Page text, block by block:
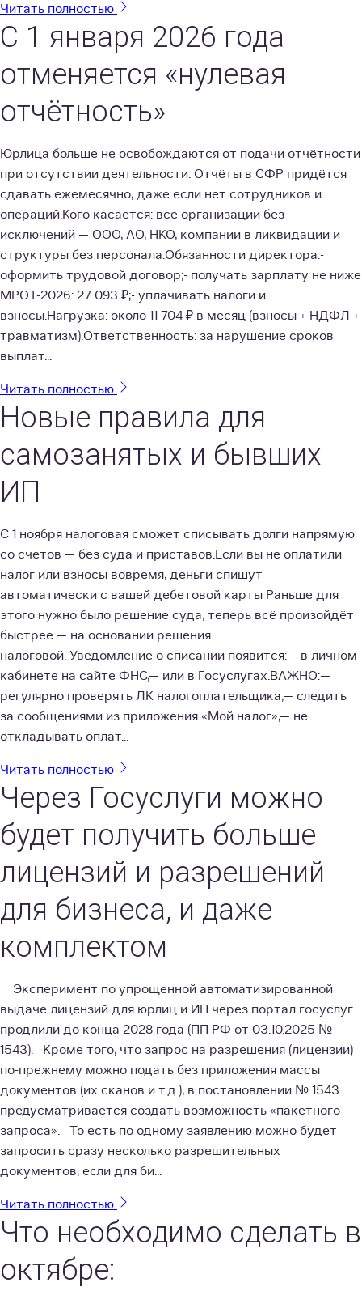
Читать полностью
С 1 января 2026 года
отменяется «нулевая
отчётность»
Юрлица больше не освобождаются от подачи отчётности
при отсутствии деятельности. Отчёты в СФР придётся
сдавать ежемесячно, даже если нет сотрудников и
операций.Кого касается: все организации без
исключений — ООО, АО, НКО, компании в ликвидации и
структуры без персонала.Обязанности директора:-
оформить трудовой договор;- получать зарплату не ниже
МРОТ-2026: 27 093 ₽;- уплачивать налоги и
взносы.Нагрузка: около 11 704 ₽ в месяц (взносы + НДФЛ +
травматизм).Ответственность: за нарушение сроков
выплат...
Читать полностью
Новые правила для
самозанятых и бывших
ИП
С 1 ноября налоговая сможет списывать долги напрямую
со счетов — без суда и приставов.Если вы не оплатили
налог или взносы вовремя, деньги спишут
автоматически с вашей дебетовой карты Раньше для
этого нужно было решение суда, теперь всё произойдёт
быстрее — на основании решения
налоговой. Уведомление о списании появится:— в личном
кабинете на сайте ФНС,— или в Госуслугах.ВАЖНО:—
регулярно проверять ЛК налогоплательщика,— следить
за сообщениями из приложения «Мой налог»,— не
откладывать оплат...
Читать полностью
Через Госуслуги можно
будет получить больше
лицензий и разрешений
для бизнеса, и даже
комплектом
Эксперимент по упрощенной автоматизированной
выдаче лицензий для юрлиц и ИП через портал госуслуг
продлили до конца 2028 года (ПП РФ от 03.10.2025 №
1543). Кроме того, что запрос на разрешения (лицензии)
по-прежнему можно подать без приложения массы
документов (их сканов и т.д.), в постановлении № 1543
предусматривается создать возможность «пакетного
запроса». То есть по одному заявлению можно будет
запросить сразу несколько разрешительных
документов, если для би...
Читать полностью
Что необходимо сделать в
октябре: